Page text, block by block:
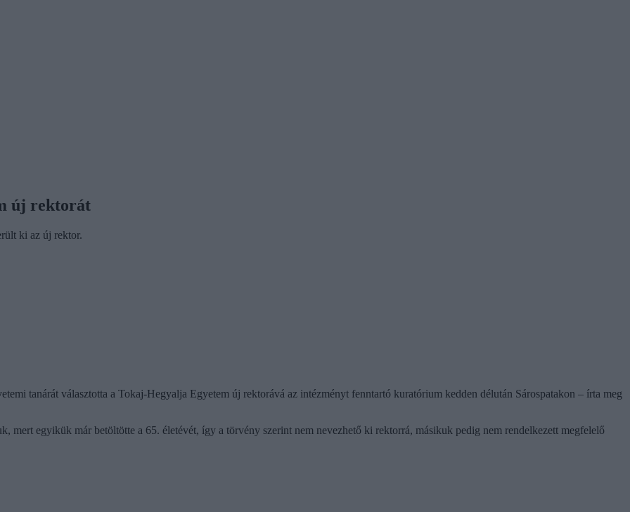
új rektorát
ki az új rektor.
tanárát választotta a Tokaj-Hegyalja Egyetem új rektorává az intézményt fenntartó kuratórium kedden délután Sárospatakon – írta meg
mert egyikük már betöltötte a 65. életévét, így a törvény szerint nem nevezhető ki rektorrá, másikuk pedig nem rendelkezett megfelelő